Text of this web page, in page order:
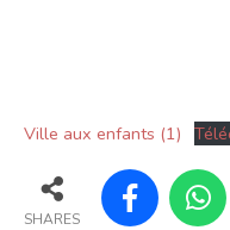
Ville aux enfants (1)
SHARES